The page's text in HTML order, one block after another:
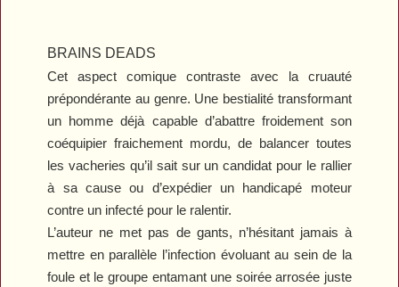
BRAINS DEADS
Cet aspect comique contraste avec la cruauté
prépondérante au genre. Une bestialité transformant
un homme déjà capable d’abattre froidement son
coéquipier fraichement mordu, de balancer toutes
les vacheries qu’il sait sur un candidat pour le rallier
à sa cause ou d’expédier un handicapé moteur
contre un infecté pour le ralentir.
L’auteur ne met pas de gants, n’hésitant jamais à
mettre en parallèle l’infection évoluant au sein de la
foule et le groupe entamant une soirée arrosée juste